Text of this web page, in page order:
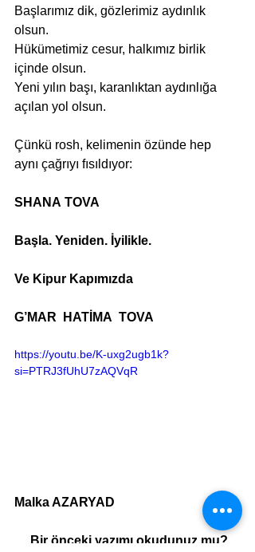
Başlarımız dik, gözlerimiz aydınlık
olsun.
Hükümetimiz cesur, halkımız birlik
içinde olsun.
Yeni yılın başı, karanlıktan aydınlığa
açılan yol olsun.
Çünkü rosh, kelimenin özünde hep
aynı çağrıyı fısıldıyor:
SHANA TOVA
Başla. Yeniden. İyilikle.
Ve Kipur Kapımızda
G’MAR  HATİMA  TOVA
https://youtu.be/K-uxg2ugb1k?
si=PTRJ3fUhU7zAQVqR
Malka AZARYAD
Bir önceki yazımı okudunuz mu?